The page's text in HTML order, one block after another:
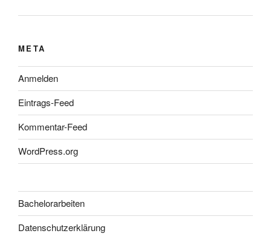
META
Anmelden
Eintrags-Feed
Kommentar-Feed
WordPress.org
Bachelorarbeiten
Datenschutzerklärung